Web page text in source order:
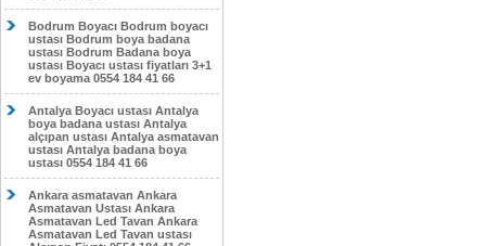
Bodrum Boyacı Bodrum boyacı
ustası Bodrum boya badana
ustası Bodrum Badana boya
ustası Boyacı ustası fiyatları 3+1
ev boyama 0554 184 41 66
Antalya Boyacı ustası Antalya
boya badana ustası Antalya
alçıpan ustası Antalya asmatavan
ustası Antalya badana boya
ustası 0554 184 41 66
Ankara asmatavan Ankara
Asmatavan Ustası Ankara
Asmatavan Led Tavan Ankara
Asmatavan Led Tavan ustası